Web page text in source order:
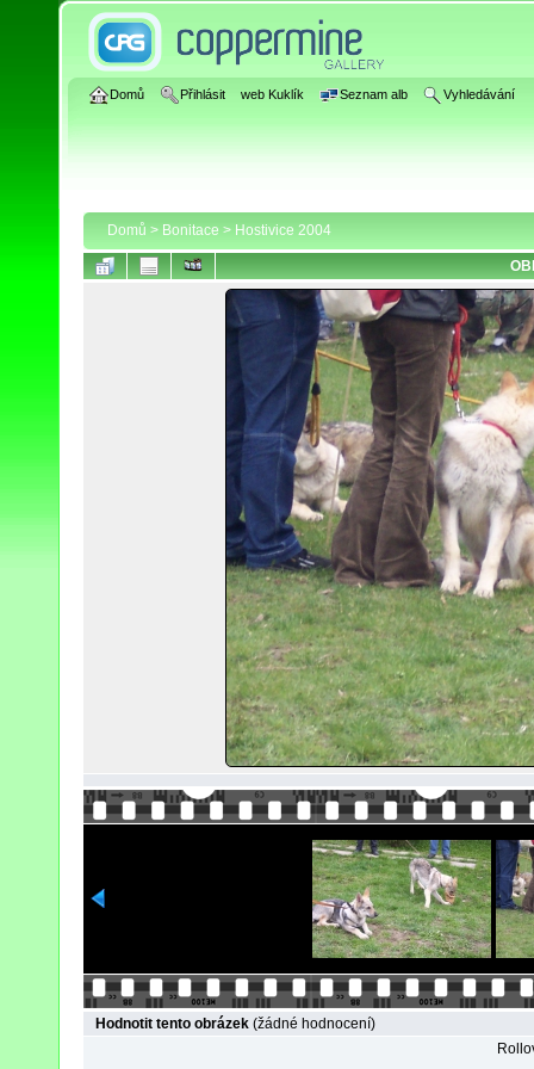
Domů Přihlásit web Kuklík Seznam alb Vyhledávání
Domů > Bonitace > Hostivice 2004
Hodnotit tento obrázek (žádné hodnocení)